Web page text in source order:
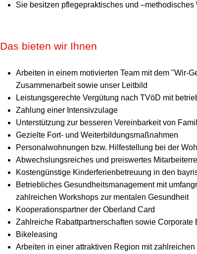
Sie besitzen pflegepraktisches und –methodisches
Das bieten wir Ihnen
Arbeiten in einem motivierten Team mit dem "Wir-
Zusammenarbeit sowie unser Leitbild
Leistungsgerechte Vergütung nach TVöD mit
Zahlung einer Intensivzulage
Unterstützung zur besseren Vereinbarkeit von
Gezielte Fort- und Weiterbildungsmaßnahmen
Personalwohnungen bzw. Hilfestellung bei der
Abwechslungsreiches und preiswertes
Kostengünstige Kinderferienbetreuung in den
Betriebliches Gesundheitsmanagement mit
zahlreichen Workshops zur mentalen Gesundheit
Kooperationspartner der Oberland Card
Zahlreiche Rabattpartnerschaften sowie Corporate
Bikeleasing
Arbeiten in einer attraktiven Region mit